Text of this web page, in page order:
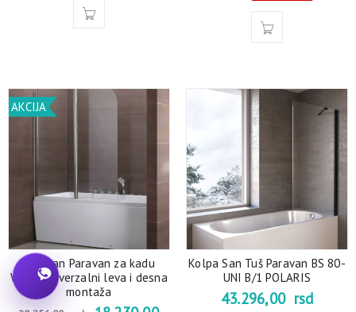
AKCIJA
Kerasan Paravan za kadu
W658 univerzalni leva i desna
montaža
Kolpa San Tuš Paravan BS 80-
UNI B/1 POLARIS
43.296,00 rsd